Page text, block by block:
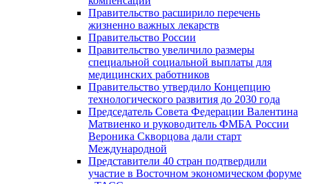
Правительство расширило перечень
жизненно важных лекарств
Правительство России
Правительство увеличило размеры
специальной социальной выплаты для
медицинских работников
Правительство утвердило Концепцию
технологического развития до 2030 года
Председатель Совета Федерации Валентина
Матвиенко и руководитель ФМБА России
Вероника Скворцова дали старт
Международной
Представители 40 стран подтвердили
участие в Восточном экономическом форуме